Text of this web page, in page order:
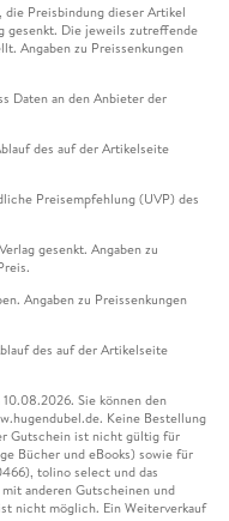
Preisbindung dieser Artikel
gesenkt. Die jeweils zutreffende
Angaben zu Preissenkungen
Daten an den Anbieter der
des auf der Artikelseite
Preisempfehlung (UVP) des
gesenkt. Angaben zu
Angaben zu Preissenkungen
des auf der Artikelseite
Sie können den
Keine Bestellung
Gutschein ist nicht gültig für
Bücher und eBooks) sowie für
tolino select und das
anderen Gutscheinen und
nicht möglich. Ein Weiterverkauf